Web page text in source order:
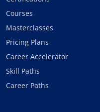
Courses
Masterclasses
Pricing Plans
Career Accelerator
Skill Paths
Career Paths